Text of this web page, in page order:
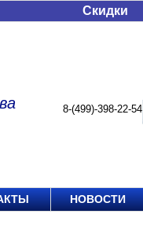
Скидки
8-(499)-398-22-54
НОВОСТИ